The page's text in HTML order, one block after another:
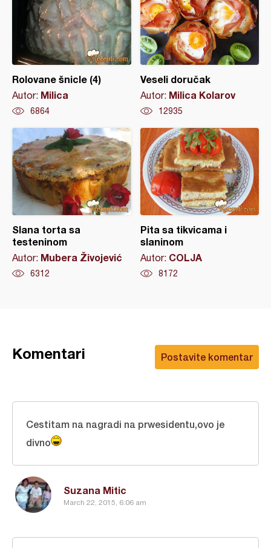
Rolovane šnicle (4)
Autor: Milica
6864
Veseli doručak
Autor: Milica Kolarov
12935
Slana torta sa
testeninom
Autor: Mubera Živojević
6312
Pita sa tikvicama i
slaninom
Autor: COLJA
8172
Postavite komentar
Komentari
Suzana Mitic
March 22, 2015, 6:06 am
Cestitam na nagradi na prwesidentu,ovo je
divno